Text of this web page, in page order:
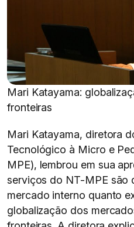
Mari Katayama:
fronteiras
Mari Katayama, diretora
Tecnológico à Micro e
MPE), lembrou em sua
serviços do NT-MPE são
mercado interno quanto
globalização dos